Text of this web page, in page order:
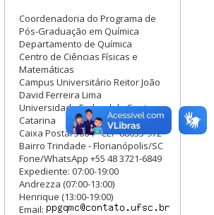
Coordenadoria do Programa de
Pós-Graduação em Química
Departamento de Química
Centro de Ciências Físicas e
Matemáticas
Campus Universitário Reitor João
David Ferreira Lima
Universidade Federal de Santa
Catarina
Caixa Postal 5064 - CEP 88035-972
Bairro Trindade - Florianópolis/SC
Fone/WhatsApp +55 48 3721-6849
Expediente: 07:00-19:00
Andrezza (07:00-13:00)
Henrique (13:00-19:00)
Email: